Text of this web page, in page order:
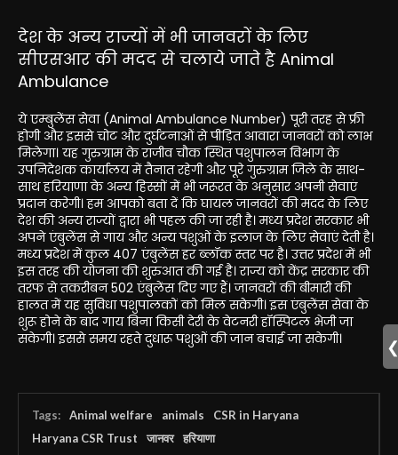
देश के अन्य राज्यों में भी जानवरों के लिए
सीएसआर की मदद से चलाये जाते है Animal
Ambulance
ये एम्बुलेंस सेवा (Animal Ambulance Number) पूरी तरह से फ्री
होगी और इससे चोट और दुर्घटनाओं से पीड़ित आवारा जानवरों को लाभ
मिलेगा। यह गुरुग्राम के राजीव चौक स्थित पशुपालन विभाग के
उपनिदेशक कार्यालय में तैनात रहेगी और पूरे गुरुग्राम जिले के साथ-
साथ हरियाणा के अन्य हिस्सों में भी जरूरत के अनुसार अपनी सेवाएं
प्रदान करेगी। हम आपको बता दें कि घायल जानवरों की मदद के लिए
देश की अन्य राज्यों द्वारा भी पहल की जा रही है। मध्य प्रदेश सरकार भी
अपने एंबुलेंस से गाय और अन्य पशुओं के इलाज के लिए सेवाएं देती है।
मध्य प्रदेश में कुल 407 एंबुलेंस हर ब्लॉक स्तर पर है। उत्तर प्रदेश में भी
इस तरह की योजना की शुरुआत की गई है। राज्य को केंद्र सरकार की
तरफ से तकरीबन 502 एंबुलेंस दिए गए हैं। जानवरों की बीमारी की
हालत में यह सुविधा पशुपालकों को मिल सकेगी। इस एंबुलेंस सेवा के
शुरू होने के बाद गाय बिना किसी देरी के वेटनरी हॉस्पिटल भेजी जा
सकेगी। इससे समय रहते दुधारू पशुओं की जान बचाई जा सकेगी।
Tags: Animal welfare animals
CSR in Haryana
Haryana CSR Trust
जानवर हरियाणा